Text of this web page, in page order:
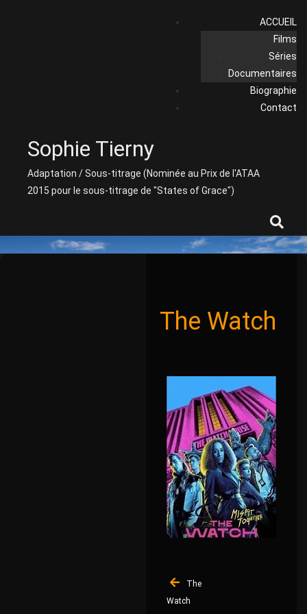
ACCUEIL
Films
Séries
Documentaires
Biographie
Contact
Sophie Tierny
Adaptation / Sous-titrage (Nominée au Prix de l'ATAA
2015 pour le sous-titrage de "States of Grace")
The Watch
deThe
Watch